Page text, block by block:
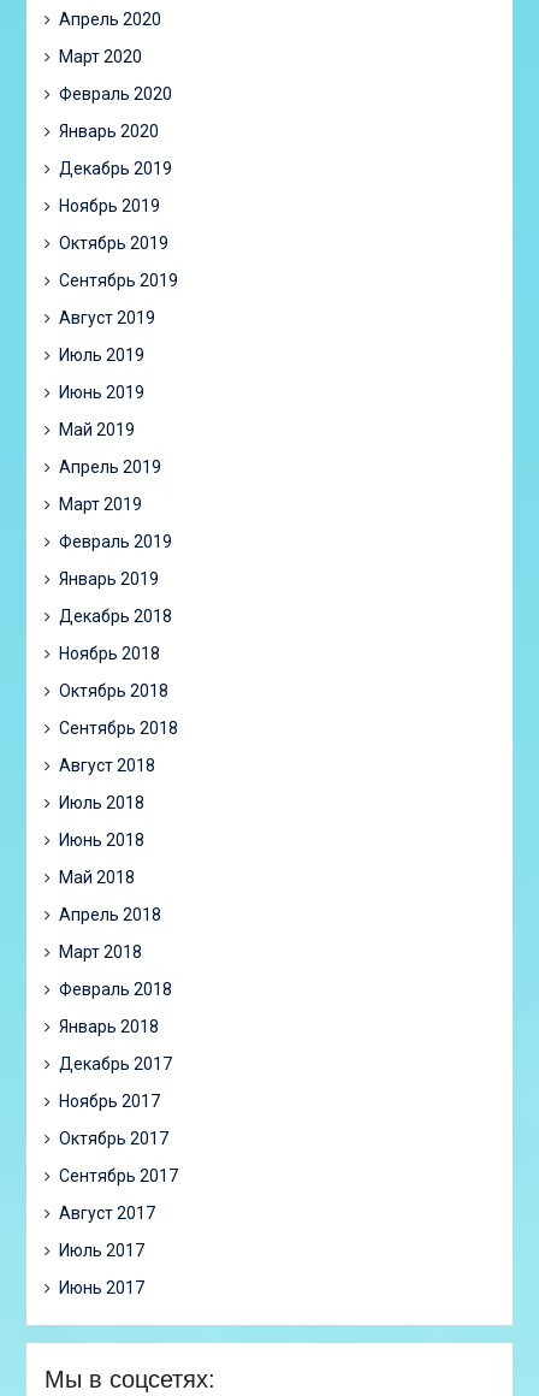
Апрель 2020
Март 2020
Февраль 2020
Январь 2020
Декабрь 2019
Ноябрь 2019
Октябрь 2019
Сентябрь 2019
Август 2019
Июль 2019
Июнь 2019
Май 2019
Апрель 2019
Март 2019
Февраль 2019
Январь 2019
Декабрь 2018
Ноябрь 2018
Октябрь 2018
Сентябрь 2018
Август 2018
Июль 2018
Июнь 2018
Май 2018
Апрель 2018
Март 2018
Февраль 2018
Январь 2018
Декабрь 2017
Ноябрь 2017
Октябрь 2017
Сентябрь 2017
Август 2017
Июль 2017
Июнь 2017
Мы в соцсетях: